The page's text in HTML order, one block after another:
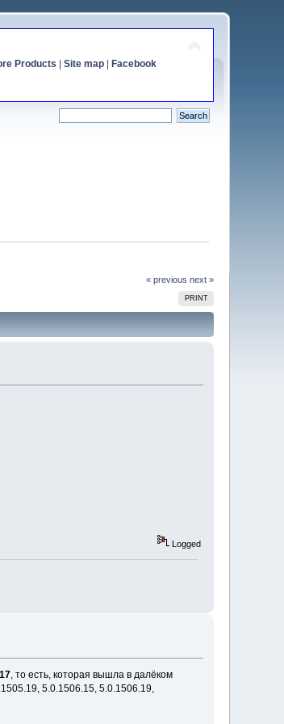
Products Site map| Facebook
« previous next »
PRINT
Logged
, то есть, которая вышла в далёком
5.0.1506.15, 5.0.1506.19,